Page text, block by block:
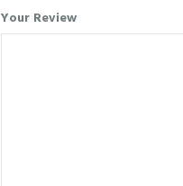
Your Review